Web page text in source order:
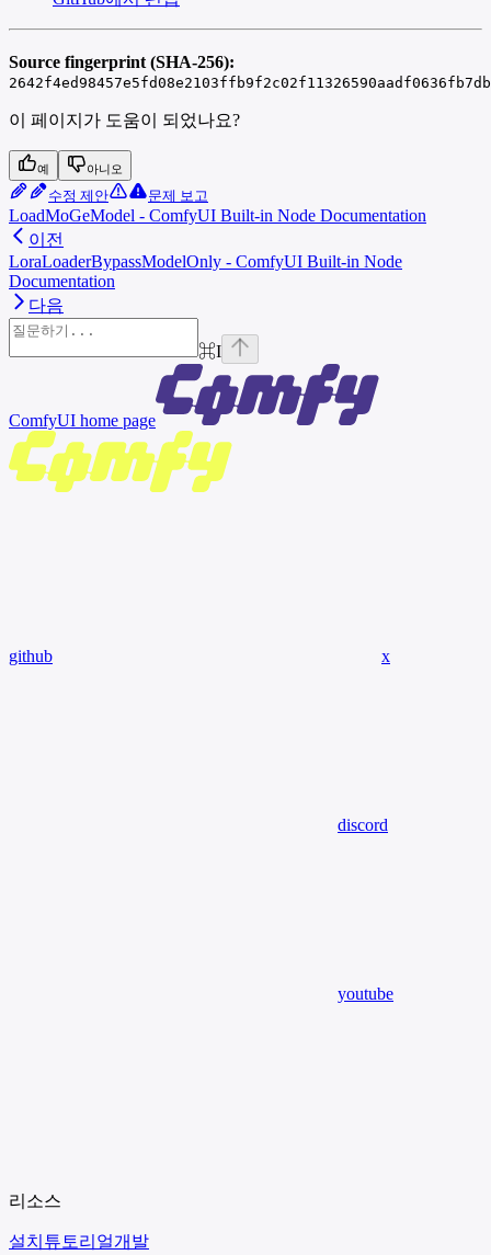
Source fingerprint (SHA-256):
이 페이지가 도움이 되었나요?
예 아니오
수정 제안 문제 보고
LoadMoGeModel - ComfyUI Built-in Node Documentation
이전
LoraLoaderBypassModelOnly - ComfyUI Built-in Node
Documentation
다음
⌘I
ComfyUI home page
github x
discord
youtube
리소스
설치 튜토리얼개발